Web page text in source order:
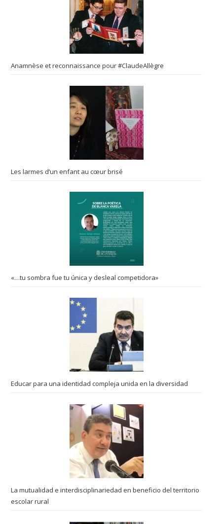
Anamnèse et reconnaissance pour #ClaudeAllègre
Les larmes d’un enfant au cœur brisé
«…tu sombra fue tu única y desleal competidora»
Educar para una identidad compleja unida en la diversidad
La mutualidad e interdisciplinariedad en beneficio del territorio
escolar rural